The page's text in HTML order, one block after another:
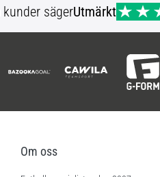
kunder sägerUtmärkt
Om oss